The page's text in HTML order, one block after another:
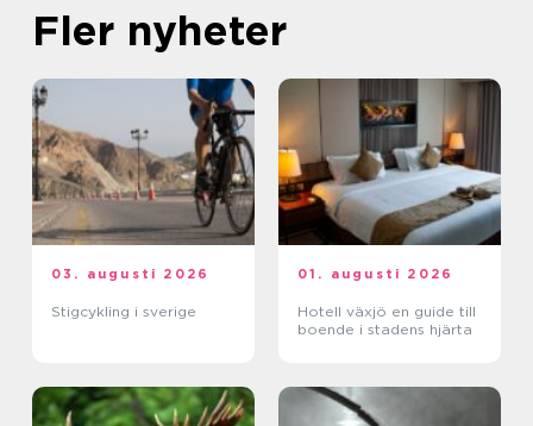
Fler nyheter
03. augusti 2026
Stigcykling i sverige
01. augusti 2026
Hotell växjö en guide till
boende i stadens hjärta